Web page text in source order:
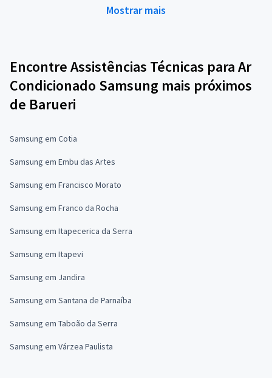
Mostrar mais
Encontre Assistências Técnicas para Ar
Condicionado Samsung mais próximos
de Barueri
Samsung em Cotia
Samsung em Embu das Artes
Samsung em Francisco Morato
Samsung em Franco da Rocha
Samsung em Itapecerica da Serra
Samsung em Itapevi
Samsung em Jandira
Samsung em Santana de Parnaíba
Samsung em Taboão da Serra
Samsung em Várzea Paulista